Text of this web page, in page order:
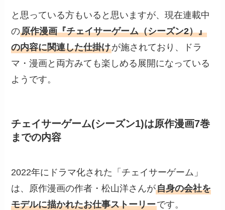
と思っている方もいると思いますが、現在連載中
の原作漫画『チェイサーゲーム（シーズン2）』
の内容に関連した仕掛けが施されており、ドラ
マ・漫画と両方みても楽しめる展開になっている
ようです。
チェイサーゲーム(シーズン1)は原作漫画7巻
までの内容
2022年にドラマ化された「チェイサーゲーム」
は、原作漫画の作者・松山洋さんが自身の会社を
モデルに描かれたお仕事ストーリーです。